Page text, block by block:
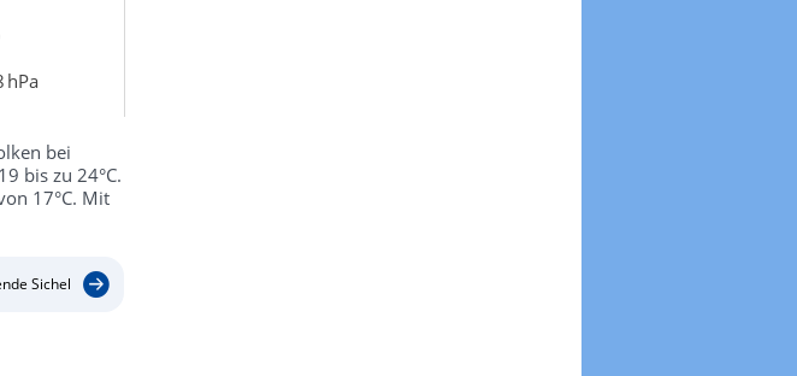
hPa
bei
bis zu 24°C.
17°C. Mit
Sichel